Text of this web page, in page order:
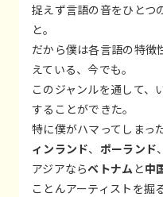
捉えず言語の音をひとつ
と。
だから僕は各言語の特徴
えている、今でも。
このジャンルを通して、
することができた。
特に僕がハマってしまっ
ィンランド、 ポーランド、
アジアならベトナム と中
ことんアーティストを掘